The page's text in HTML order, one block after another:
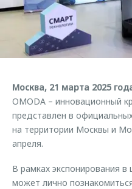
Страхование
Кредитный калькулятор
Аксессуары
Оригинальные аксессуары
Запчасти
Трейд-ин
Клиентская поддержка
O&J Автоклуб
Клуб владельцев OMODA
Аксессуары
Одежда и сувениры
Оригинальные аксессуары
Обратная связь
Москва, 21 марта 2025
OMODA – инновационный
представлен в
на территории Москвы и
апреля.
В рамках экспонирования
может лично